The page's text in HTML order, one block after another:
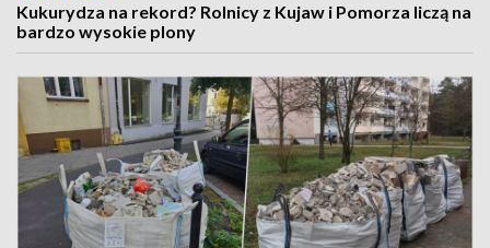
Kukurydza na rekord? Rolnicy z Kujaw i Pomorza liczą na
bardzo wysokie plony